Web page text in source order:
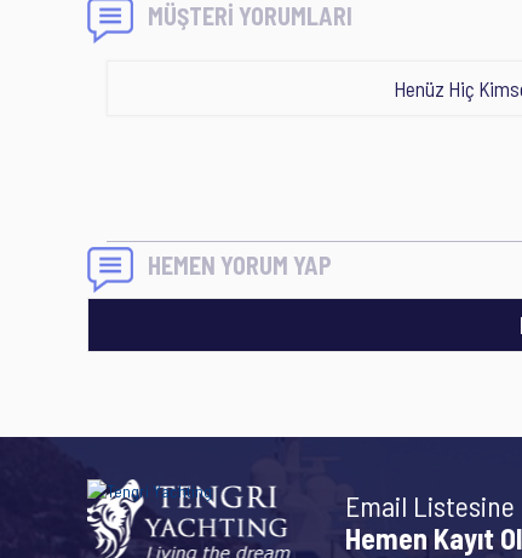
MÜŞTERİ YORUMLARI
Henüz Hiç
HEMEN YORUM YAP
Email Listesine
Hemen Kayıt